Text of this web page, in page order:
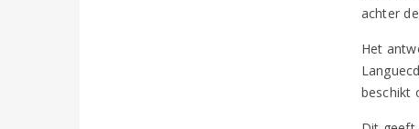
achter
Het
beschikt